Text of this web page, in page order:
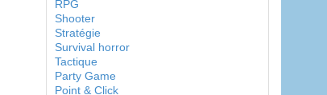
RPG
Shooter
Stratégie
Survival horror
Tactique
Party Game
Point & Click